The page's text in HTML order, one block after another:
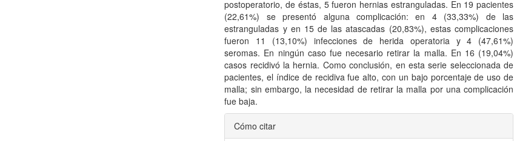
postoperatorio, de éstas, 5 fueron hernias estranguladas. En 19 pacientes
(22,61%) se presentó alguna complicación: en 4 (33,33%) de las
estranguladas y en 15 de las atascadas (20,83%), estas complicaciones
fueron 11 (13,10%) infecciones de herida operatoria y 4 (47,61%)
seromas. En ningún caso fue necesario retirar la malla. En 16 (19,04%)
casos recidivó la hernia. Como conclusión, en esta serie seleccionada de
pacientes, el índice de recidiva fue alto, con un bajo porcentaje de uso de
malla; sin embargo, la necesidad de retirar la malla por una complicación
fue baja.
Detalles
Cómo citar